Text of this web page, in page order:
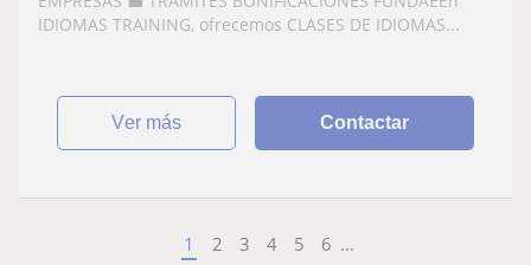
IDIOMAS TRAINING, ofrecemos CLASES DE IDIOMAS...
ver más Contactar
1 2 3 4 5 6 ...